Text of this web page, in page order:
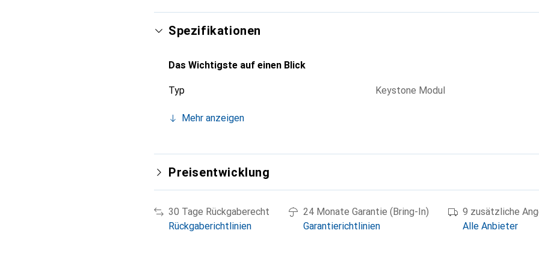
Ungeschirmt (UTP)
Kontakte goldbeschichtet
Zum Einbau in Keystone Halterungen mit 19,2 x 14,9 mm
Masse (LxBxH): ca. 32,5 x 16,1 x 22,1 mm.
Spezifikationen
Das Wichtigste auf einen Blick
Typ Keystone Modul
Mehr anzeigen
Preisentwicklung
30 Tage Rückgaberecht
Rückgaberichtlinien
24 Monate Garantie (Bring-In)
Garantierichtlinien
9 zusätzliche
Alle Anbieter